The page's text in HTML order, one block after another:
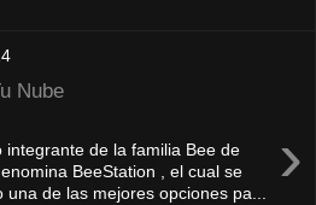
Nube
›
integrante de la familia Bee de
BeeStation , el cual se
una de las mejores opciones pa...